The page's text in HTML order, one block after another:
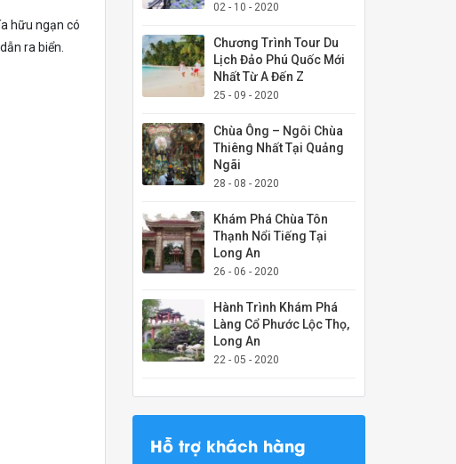
hữu ngạn có
ra biển.
02 - 10 - 2020
Chương Trình Tour Du
Lịch Đảo Phú Quốc Mới
Nhất Từ A Đến Z
25 - 09 - 2020
Chùa Ông – Ngôi Chùa
Thiêng Nhất Tại Quảng
Ngãi
28 - 08 - 2020
Khám Phá Chùa Tôn
Thạnh Nổi Tiếng Tại
Long An
26 - 06 - 2020
Hành Trình Khám Phá
Làng Cổ Phước Lộc Thọ,
Long An
22 - 05 - 2020
Hỗ trợ khách hàng